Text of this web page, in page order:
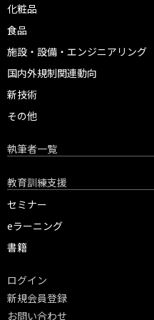
化粧品
食品
施設・設備・エンジニアリング
国内外規制関連動向
新技術
その他
執筆者一覧
教育訓練支援
セミナー
eラーニング
書籍
ログイン
新規会員登録
お問い合わせ